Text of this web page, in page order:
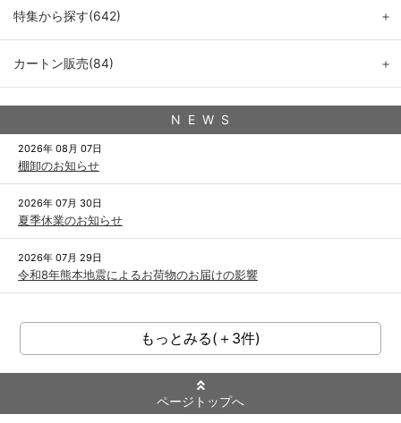
特集から探す(642) ＋
カートン販売(84) ＋
N E W S
2026年 08月 07日
棚卸のお知らせ
2026年 07月 30日
夏季休業のお知らせ
2026年 07月 29日
令和8年熊本地震によるお荷物のお届けの影響
もっとみる(＋3件)
ページトップへ